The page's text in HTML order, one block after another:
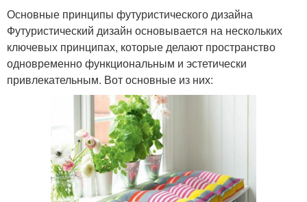
Основные принципы футуристического дизайна
Футуристический дизайн основывается на нескольких
ключевых принципах, которые делают пространство
одновременно функциональным и эстетически
привлекательным. Вот основные из них: